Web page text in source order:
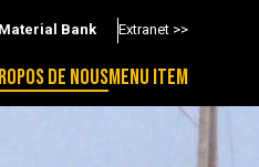
Bank Extranet >>
DE NOUSMENU ITEM